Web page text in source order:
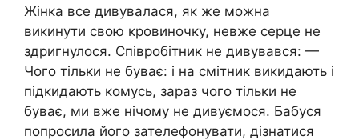
Жінка все дивувалася, як же можна
викинути свою кровиночку, невже серце не
здригнулося. Співробітник не дивувався: —
Чого тільки не буває: і на смітник викидають і
підкидають комусь, зараз чого тільки не
буває, ми вже нічому не дивуємося. Бабуся
попросила його зателефонувати, дізнатися